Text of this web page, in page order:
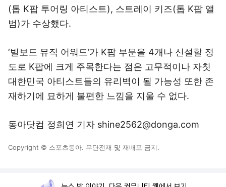
(톱 K팝 투어링 아티스트), 스트레이 키즈(톱 K팝 앨
범)가 수상했다.
‘빌보드 뮤직 어워드’가 K팝 부문을 4개나 신설할 정
도로 K팝에 크게 주목한다는 점은 고무적이나 자칫
대한민국 아티스트들의 유리벽이 될 가능성 또한 존
재하기에 묘하게 불편한 느낌을 지울 수 없다.
동아닷컴 정희연 기자 shine2562@donga.com
Copyright © 스포츠동아. 무단전재 및 재배포 금지.